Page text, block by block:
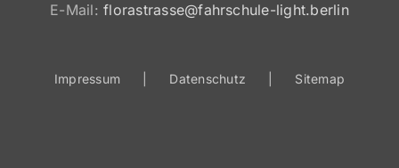
E-Mail:florastrasse@fahrschule-light.berlin
Impressum Datenschutz Sitemap